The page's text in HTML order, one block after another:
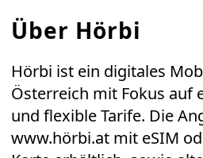
Über Hörbi
Hörbi ist ein digitales
Österreich mit Fokus auf
und flexible Tarife. Die
www.hörbi.at mit eSIM